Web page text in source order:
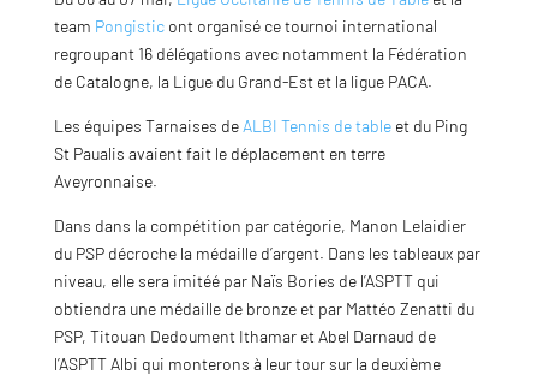
team Pongisticont organisé ce tournoi international
regroupant 16 délégations avec notamment la Fédération
de Catalogne, la Ligue du Grand-Est et la ligue PACA.
Les équipes Tarnaises de ALBI Tennis de tableet du Ping
St Paualis avaient fait le déplacement en terre
Aveyronnaise.
Dans dans la compétition par catégorie, Manon Lelaidier
du PSP décroche la médaille d’argent. Dans les tableaux par
niveau, elle sera imitéé par Naïs Bories de l’ASPTT qui
obtiendra une médaille de bronze et par Mattéo Zenatti du
PSP, Titouan Dedoument Ithamar et Abel Darnaud de
l’ASPTT Albi qui monterons à leur tour sur la deuxième